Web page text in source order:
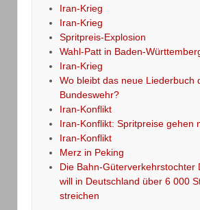
Iran-Krieg
Iran-Krieg
Spritpreis-Explosion
Wahl-Patt in Baden-
Iran-Krieg
Wo bleibt das neue Liederbuch
Bundeswehr?
Iran-Konflikt
Iran-Konflikt: Spritpreise gehen
Iran-Konflikt
Merz in Peking
Die Bahn-Güterverkehrstochter
will in Deutschland über 6 000
streichen